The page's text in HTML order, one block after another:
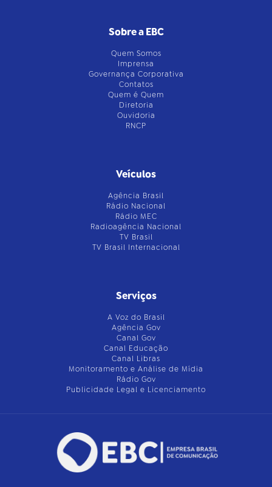
Sobre a EBC
Quem Somos
Imprensa
Governança Corporativa
Contatos
Quem é Quem
Diretoria
Ouvidoria
RNCP
Veículos
Agência Brasil
Rádio Nacional
Rádio MEC
Radioagência Nacional
TV Brasil
TV Brasil Internacional
Serviços
A Voz do Brasil
Agência Gov
Canal Gov
Canal Educação
Canal Libras
Monitoramento e Análise de Mídia
Rádio Gov
Publicidade Legal e Licenciamento